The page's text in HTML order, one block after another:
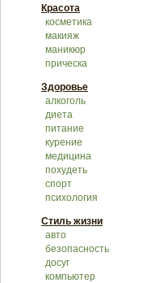
Красота
косметика
макияж
маникюр
прическа
Здоровье
алкоголь
диета
питание
курение
медицина
похудеть
спорт
психология
Стиль жизни
авто
безопасность
досуг
компьютер